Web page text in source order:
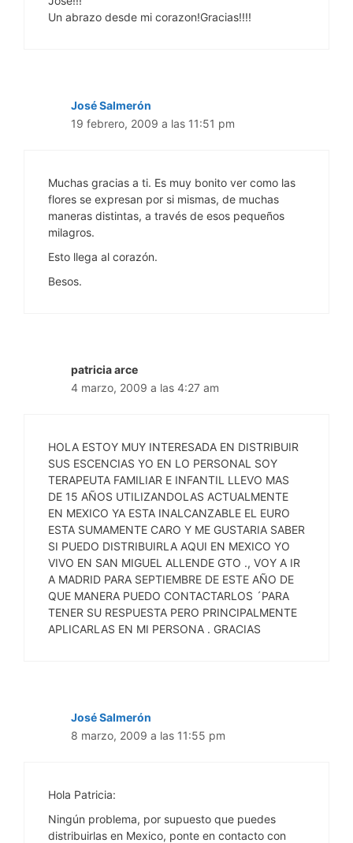
Un abrazo desde mi corazon!Gracias!!!!
José Salmerón
19 febrero, 2009 a las 11:51 pm
Muchas gracias a ti. Es muy bonito ver como las
flores se expresan por si mismas, de muchas
maneras distintas, a través de esos pequeños
milagros.
Esto llega al corazón.
Besos.
patricia arce
4 marzo, 2009 a las 4:27 am
HOLA ESTOY MUY INTERESADA EN DISTRIBUIR
SUS ESCENCIAS YO EN LO PERSONAL SOY
TERAPEUTA FAMILIAR E INFANTIL LLEVO MAS
DE 15 AÑOS UTILIZANDOLAS ACTUALMENTE
EN MEXICO YA ESTA INALCANZABLE EL EURO
ESTA SUMAMENTE CARO Y ME GUSTARIA SABER
SI PUEDO DISTRIBUIRLA AQUI EN MEXICO YO
VIVO EN SAN MIGUEL ALLENDE GTO ., VOY A IR
A MADRID PARA SEPTIEMBRE DE ESTE AÑO DE
QUE MANERA PUEDO CONTACTARLOS ´PARA
TENER SU RESPUESTA PERO PRINCIPALMENTE
APLICARLAS EN MI PERSONA . GRACIAS
José Salmerón
8 marzo, 2009 a las 11:55 pm
Hola Patricia:
Ningún problema, por supuesto que puedes
distribuirlas en Mexico, ponte en contacto con